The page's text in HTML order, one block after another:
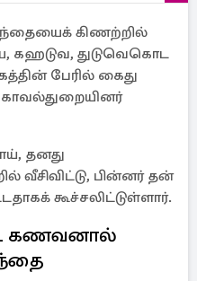
கிணற்றில்
கஹடுவ, துடுவெகொட
பேரில் கைது
காவல்துறையினர்
தனது
வீசிவிட்டு, பின்னர் தன்
கூச்சலிட்டுள்ளார்.
கணவனால்